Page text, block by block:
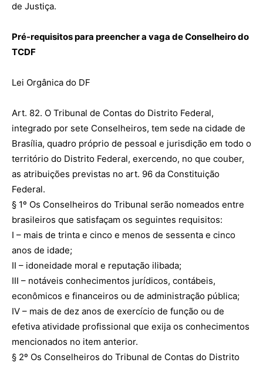
de Justiça.
Pré-requisitos para preencher a vaga de Conselheiro do
TCDF
Lei Orgânica do DF
Art. 82. O Tribunal de Contas do Distrito Federal,
integrado por sete Conselheiros, tem sede na cidade de
Brasília, quadro próprio de pessoal e jurisdição em todo o
território do Distrito Federal, exercendo, no que couber,
as atribuições previstas no art. 96 da Constituição
Federal.
§ 1º Os Conselheiros do Tribunal serão nomeados entre
brasileiros que satisfaçam os seguintes requisitos:
I – mais de trinta e cinco e menos de sessenta e cinco
anos de idade;
II – idoneidade moral e reputação ilibada;
III – notáveis conhecimentos jurídicos, contábeis,
econômicos e financeiros ou de administração pública;
IV – mais de dez anos de exercício de função ou de
efetiva atividade profissional que exija os conhecimentos
mencionados no item anterior.
§ 2º Os Conselheiros do Tribunal de Contas do Distrito